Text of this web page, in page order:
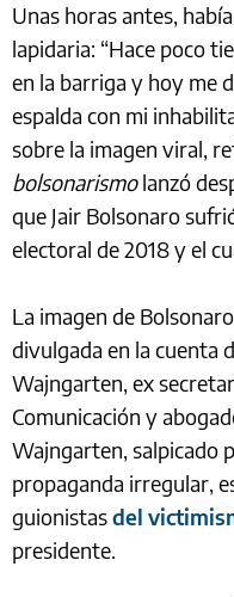
Unas horas antes,
lapidaria: “Hace poco
en la barriga y hoy me
espalda con mi
sobre la imagen viral,
bolsonarismolanzó
que Jair Bolsonaro
electoral de 2018 y el
La imagen de
divulgada en la cuenta
Wajngarten, ex
Comunicación y
Wajngarten, salpicado
propaganda irregular,
guionistasdel
presidente.